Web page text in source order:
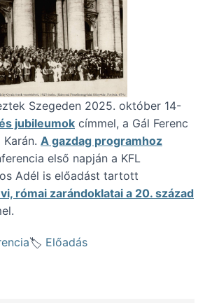
Szegeden 2025. október 14-
jubileumok címmel, a Gál Ferenc
A gazdag programhoz
első napján a KFL
Adél is előadást tartott
római zarándoklatai a 20. század
Előadás